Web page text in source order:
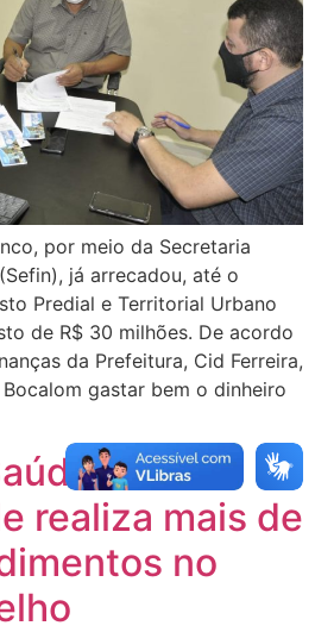
por meio da Secretaria
já arrecadou, até o
Predial e Territorial Urbano
de R$ 30 milhões. De acordo
da Prefeitura, Cid Ferreira,
gastar bem o dinheiro
na
realiza mais de
no